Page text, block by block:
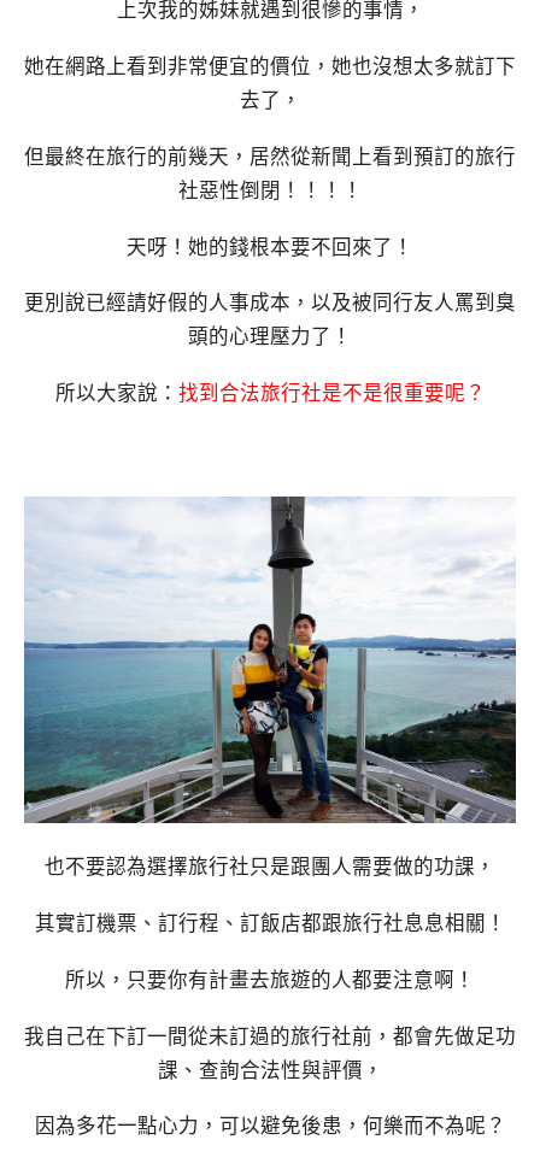
上次我的姊妹就遇到很慘的事情，
她在網路上看到非常便宜的價位，她也沒想太多就訂下
去了，
但最終在旅行的前幾天，居然從新聞上看到預訂的旅行
社惡性倒閉！！！！
天呀！她的錢根本要不回來了！
更別說已經請好假的人事成本，以及被同行友人罵到臭
頭的心理壓力了！
所以大家說： 找到合法旅行社是不是很重要呢？
也不要認為選擇旅行社只是跟團人需要做的功課，
其實訂機票、訂行程、訂飯店都跟旅行社息息相關！
所以，只要你有計畫去旅遊的人都要注意啊！
我自己在下訂一間從未訂過的旅行社前，都會先做足功
課、查詢合法性與評價，
因為多花一點心力，可以避免後患，何樂而不為呢？